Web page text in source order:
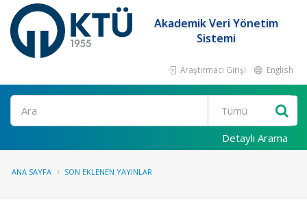
Akademik Veri Yönetim
Sistemi
Araştırmacı Girişi English
Ara
Detaylı Arama
ANA SAYFA SON EKLENEN YAYINLAR